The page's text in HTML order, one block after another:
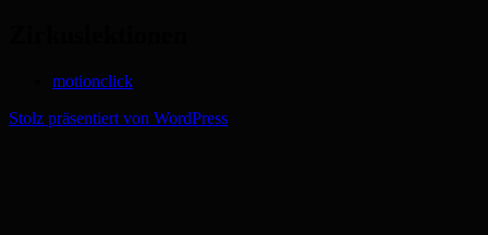
motionclick
Stolz präsentiert von WordPress